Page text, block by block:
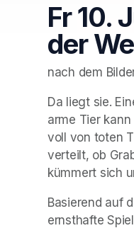
Fr 10.
der
nach dem
Da liegt sie.
arme Tier
voll von toten
verteilt, ob
kümmert sich
Basierend auf
ernsthafte